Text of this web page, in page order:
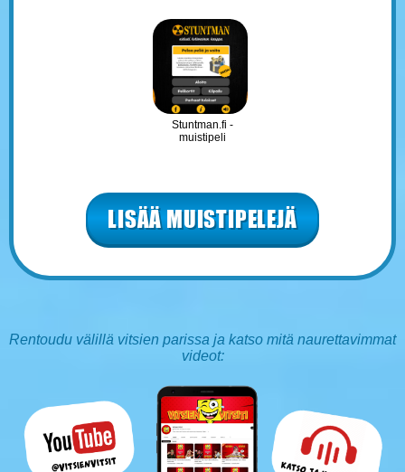
Stuntman.fi -
muistipeli
LISÄÄ MUISTIPELEJÄ
Rentoudu välillä vitsien parissa ja katso mitä naurettavimmat
videot: